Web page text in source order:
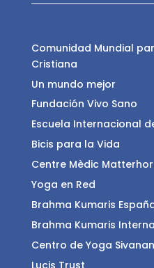
Comunidad Mundial
Cristiana
Un mundo mejor
Fundación Vivo Sano
Escuela Internacional
Bicis para la Vida
Centre Mèdic
Yoga en Red
Brahma Kumaris
Brahma Kumaris
Centro de Yoga
Lucis Trust